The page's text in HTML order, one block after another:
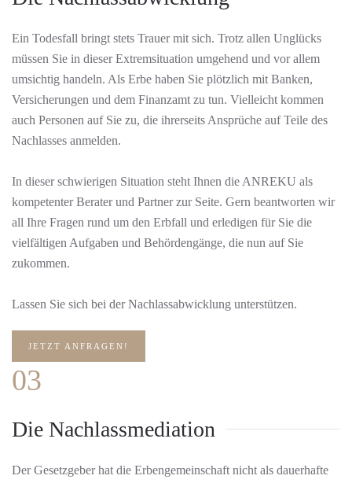
Ein Todesfall bringt stets Trauer mit sich. Trotz allen Unglücks
müssen Sie in dieser Extremsituation umgehend und vor allem
umsichtig handeln. Als Erbe haben Sie plötzlich mit Banken,
Versicherungen und dem Finanzamt zu tun. Vielleicht kommen
auch Personen auf Sie zu, die ihrerseits Ansprüche auf Teile des
Nachlasses anmelden.
In dieser schwierigen Situation steht Ihnen die ANREKU als
kompetenter Berater und Partner zur Seite. Gern beantworten wir
all Ihre Fragen rund um den Erbfall und erledigen für Sie die
vielfältigen Aufgaben und Behördengänge, die nun auf Sie
zukommen.
Lassen Sie sich bei der Nachlassabwicklung unterstützen.
JETZT ANFRAGEN!
03
Die Nachlassmediation
Der Gesetzgeber hat die Erbengemeinschaft nicht als dauerhafte